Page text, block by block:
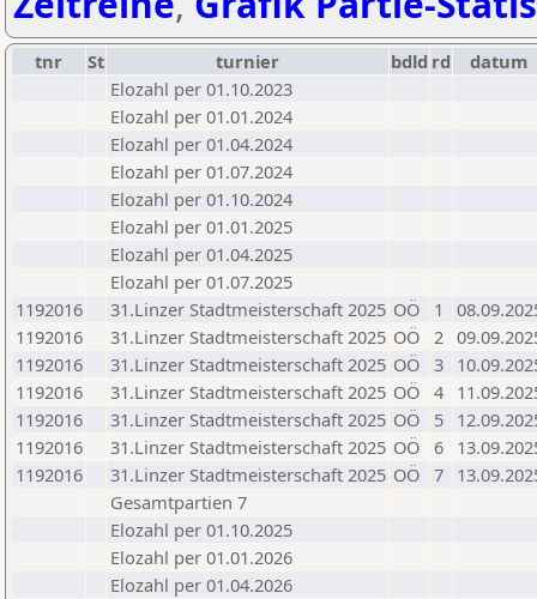
tnr St turnier bdld rd
datum
Elozahl per 01.10.2023
Elozahl per 01.01.2024
Elozahl per 01.04.2024
Elozahl per 01.07.2024
Elozahl per 01.10.2024
Elozahl per 01.01.2025
Elozahl per 01.04.2025
Elozahl per 01.07.2025
1192016
31.Linzer Stadtmeisterschaft 2025 OÖ 1
1192016
31.Linzer Stadtmeisterschaft 2025 OÖ 2
1192016
31.Linzer Stadtmeisterschaft 2025 OÖ 3
1192016
31.Linzer Stadtmeisterschaft 2025 OÖ 4
1192016
31.Linzer Stadtmeisterschaft 2025 OÖ 5
1192016
31.Linzer Stadtmeisterschaft 2025 OÖ 6
1192016
31.Linzer Stadtmeisterschaft 2025 OÖ 7
Gesamtpartien 7
Elozahl per 01.10.2025
Elozahl per 01.01.2026
Elozahl per 01.04.2026